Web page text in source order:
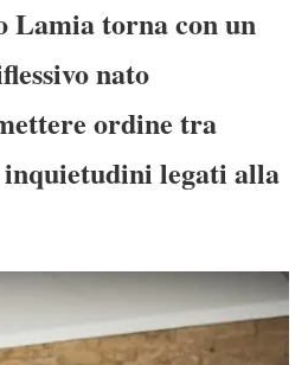
Lamia torna con un
nato
ordine tra
legati alla